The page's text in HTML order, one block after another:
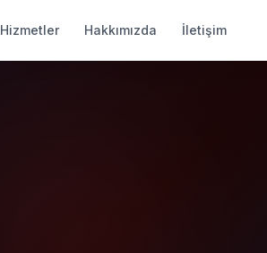
Hizmetler Hakkımızda İletişim